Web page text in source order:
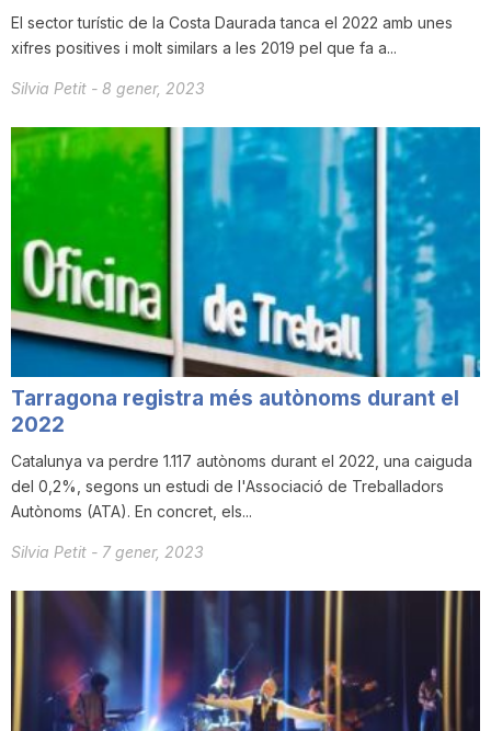
El sector turístic de la Costa Daurada tanca el 2022 amb unes
xifres positives i molt similars a les 2019 pel que fa a...
Silvia Petit - 8 gener, 2023
Tarragona registra més autònoms durant el
2022
Catalunya va perdre 1.117 autònoms durant el 2022, una caiguda
del 0,2%, segons un estudi de l'Associació de Treballadors
Autònoms (ATA). En concret, els...
Silvia Petit - 7 gener, 2023